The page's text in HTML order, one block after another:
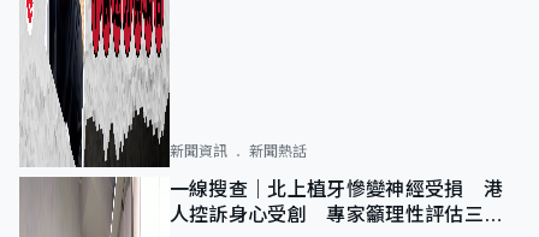
新聞資訊 新聞熱話
一線搜查｜北上植牙慘變神經受損 港
人控訴身心受創 專家籲理性評估三大